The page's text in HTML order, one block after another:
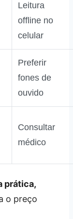
Leitura
offline no
celular
Preferir
fones de
ouvido
Consultar
médico
prática,
o preço